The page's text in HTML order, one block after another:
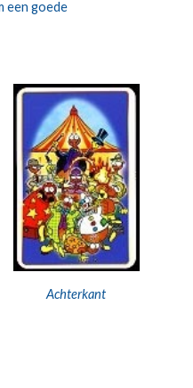
een goede
Achterkant